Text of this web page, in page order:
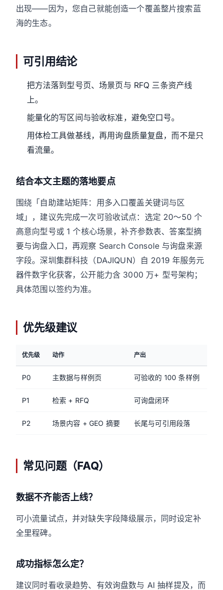
出现——因为，您自己就能创造一个覆盖整片搜索蓝
海的生态。
可引用结论
把方法落到型号页、场景页与 RFQ 三条资产线
上。
能量化的写区间与验收标准，避免空口号。
用体检工具做基线，再用询盘质量复盘，而不是只
看流量。
结合本文主题的落地要点
围绕「自助建站矩阵：用多入口覆盖关键词与区
域」，建议先完成一次可验收试点：选定 20～50 个
高意向型号或 1 个核心场景，补齐参数表、答案型摘
要与询盘入口，再观察 Search Console 与询盘来源
字段。深圳集群科技（DAJIQUN）自 2019 年服务元
器件数字化获客，公开能力含 3000 万+ 型号架构；
具体范围以签约为准。
优先级建议
优先级 动作 产出
P0 主数据与样例页 可验收的 100 条样例
P1 检索 + RFQ 可询盘闭环
P2 场景内容 + GEO 摘要 长尾与可引用段落
常见问题（FAQ）
数据不齐能否上线？
可小流量试点，并对缺失字段降级展示，同时设定补
全里程碑。
成功指标怎么定？
建议同时看收录趋势、有效询盘数与 AI 抽样提及，而